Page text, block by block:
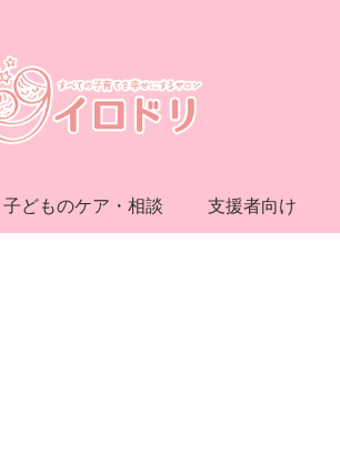
子どものケア・相談 支援者向け